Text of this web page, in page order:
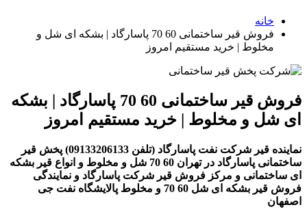
خانه
فروش قیر ساختمانی 60 70 پاسارگاد | بشکه ای شل و
مخلوط | خرید مستقیم امروز
فروش قیر ساختمانی 60 70 پاسارگاد | بشکه
ای شل و مخلوط | خرید مستقیم امروز
نماینده قیر شرکت نفت پاسارگاد (تلفن 09133206133) پخش قیر
ساختمانی پاسارگاد در تهران 60 70 شل و مخلوط و انواع قیر بشکه
ای ساختمانی و مرکز فروش قیر شرکت پاسارگاد و نمایندگی
فروش قیر بشکه ای شل 60 70 و مخلوط پالایشگاه نفت جی
اصفهان